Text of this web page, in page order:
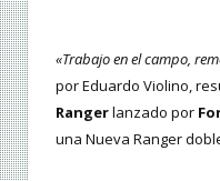
«Trabajo en el campo,
por Eduardo Violino,
Rangerlanzado por
una Nueva Ranger